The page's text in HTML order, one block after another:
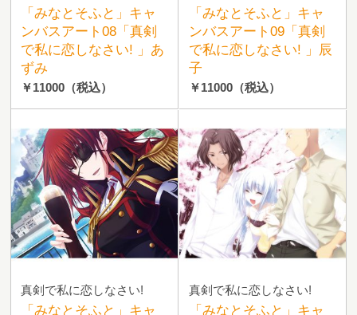
「みなとそふと」キャ
ンバスアート08「真剣
で私に恋しなさい! 」あ
ずみ
￥11000 （税込）
「みなとそふと」キャ
ンバスアート09「真剣
で私に恋しなさい! 」辰
子
￥11000（税込）
真剣で私に恋しなさい!
「みなとそふと」キャ
真剣で私に恋しなさい!
「みなとそふと」キャ